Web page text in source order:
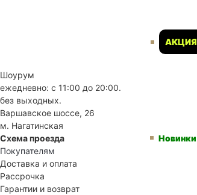
АКЦИЯ
Новинки
Шоурум
ежедневно: с 11:00 до 20:00.
без выходных.
Варшавское шоссе, 26
м. Нагатинская
Схема проезда
Покупателям
Доставка и оплата
Рассрочка
Гарантии и возврат